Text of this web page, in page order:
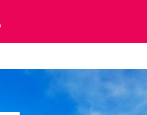
Italia
Reino